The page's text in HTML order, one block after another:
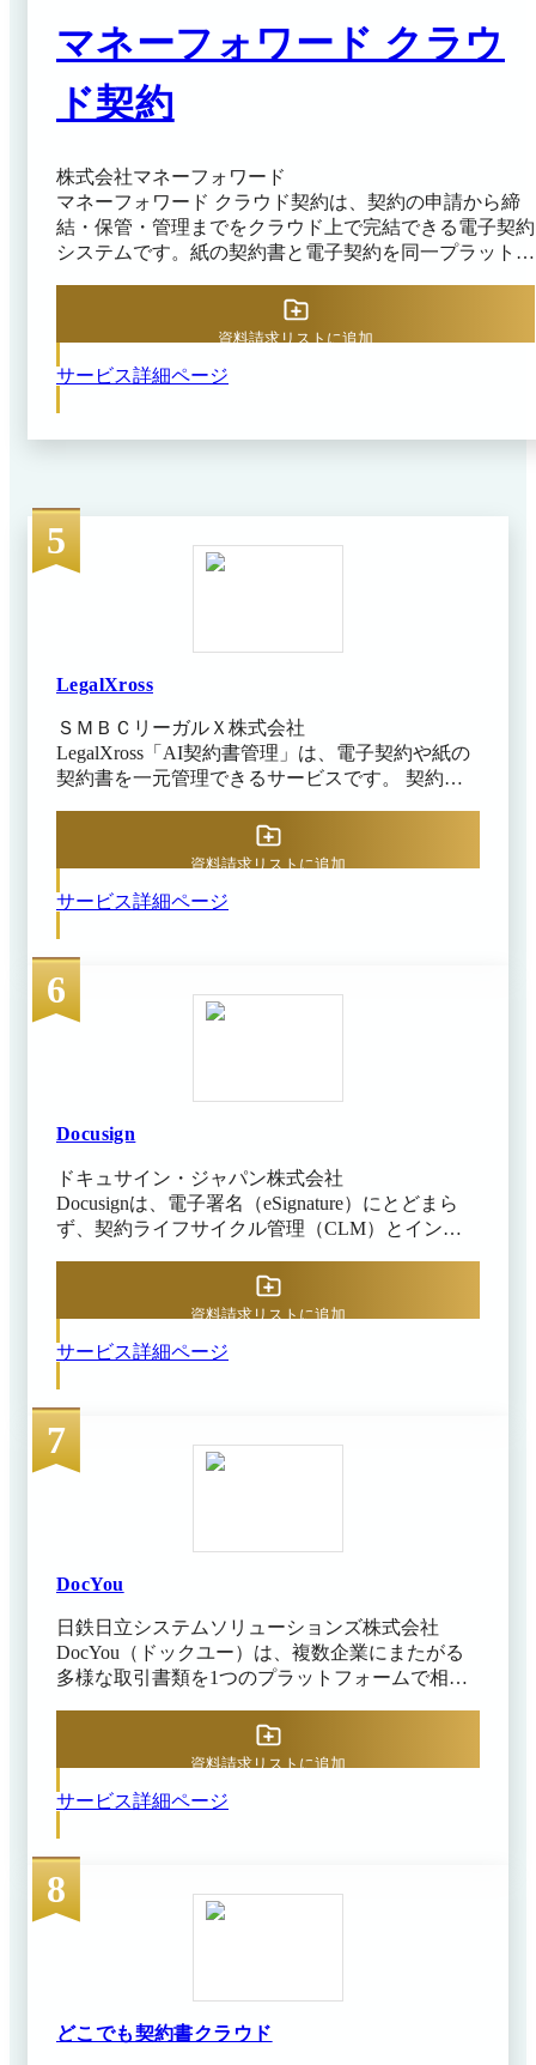
にCC機能を使えば、営業担当者が対応中の発注書を取
引先が「合意締結」したタイミングで管理部担当者にも
通知を飛ばせるなど、情報共有の手間や抜け漏れも回避
可能です。 その他、「デジタルだからこそ可能」な便
ください。
マネーフォワード クラウ
ド契約
株式会社マネーフォワード
マネーフォワード クラウド契約は、契約の申請から締
結・保管・管理までをクラウド上で完結できる電子契約
システムです。紙の契約書と電子契約を同一プラットフ
する手間を解消しやすくなっています。AI-OCRによっ
て紙の契約書をデジタルデータとして自動取り込みし、
ワークフロー機能では、承認ルートや承認者、承認ステ
ています。
サービス詳細ページ
資料請求リストに追加
5
LegalXross
ＳＭＢＣリーガルＸ株式会社
LegalXross「AI契約書管理」は、電子契約や紙の
契約書を一元管理できるサービスです。 契約書
幅に削減。法務業務の効率化・品質向上を図れま
れるサービスのひとつであり、「LegalXross」は
務コンプライアンス〕の5つのカテゴリを通じ
て、企業の法務課題や目的に応じた最適なソリュ
ーションを提供します。 「LegalXross」は、AIを
活用した契約書の作成や契約書管理、契約データ
理”から、企業の価値創造やリスクマネジメント
に直結する“戦略的な業務”へ進化させ、武器に変
「AI契約書管理」のみの使用に加え、複数のサー
ビス機能を組み合わせる横断的な活用も可能で
す。
サービス詳細ページ
資料請求リストに追加
6
Docusign
ドキュサイン・ジャパン株式会社
Docusignは、電子署名（eSignature）にとどまら
ず、契約ライフサイクル管理（CLM）とインテ
「Docusign Iris」を1つのプラットフォームで提供
する契約インテリジェンス基盤です。契約書類の
の作成→締結→保管→管理→更新までを1システ
ての実力は第三者機関も評価しており、Gartner
CLMマジック・クアドラントで5年連続リーダ
ー、IDC MarketScape 2025（AI対応バイサイド
CLM）でもリーダーに選出。Forrester TEIでは複
ァイルをアップロードし、署名が必要な箇所に署
受信者はメールなどで通知を受け、リンクから文
書にアクセスして電子的に署名・捺印します。す
べての署名が完了すると署名済みの契約書が確定
し、関係者に配布される仕組みです。署名プロセ
スの各段階はリアルタイムで追跡でき、署名完了
後には署名者や日時などの記録を含む完了証明書
な証跡情報はクラウド上に安全に保管され、ダウ
す。 電子署名のコア機能（作成・送信・署名依
頼・本人確認・保管・検索）に加え、AIエンジン
「Docusign Iris」が契約書のリスク条項や重要項
（AIアシストレビューの日本語は提供開始段
階）。場所や環境を問わず信頼性の高い契約締結
サービス詳細ページ
資料請求リストに追加
7
DocYou
日鉄日立システムソリューションズ株式会社
DocYou（ドックユー）は、複数企業にまたがる
多様な取引書類を1つのプラットフォームで相互
なく、電子取引・書類配信・ドキュメント管理な
ど、企業間取引のさまざまな書類業務をサポー
とで、部門レベルからエンタープライズレベルま
務ライフサイクルをまるごと支えるDocYou 基本
契約の締結・見積書の送信・納品書への同意な
ど、企業間ではさまざまな書類を用いた取引が
日々行われています。 DocYouなら書類ごとに必
ことなく統合管理が可能となります。 さらにド
キュメント管理を併用することで、DocYou以外
サービス詳細ページ
資料請求リストに追加
8
どこでも契約書クラウド